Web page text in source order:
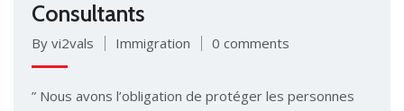
Consultants
By vi2vals Immigration 0 comments
” Nous avons l’obligation de protéger les personnes